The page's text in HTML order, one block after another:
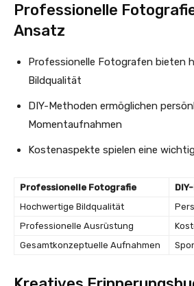
Professionelle
Ansatz
Professionelle Fotografen bieten
Bildqualität
DIY-Methoden ermöglichen
Momentaufnahmen
Kostenaspekte spielen eine
Professionelle Fotografie
Hochwertige Bildqualität
Professionelle Ausrüstung
Gesamtkonzeptuelle Aufnahmen